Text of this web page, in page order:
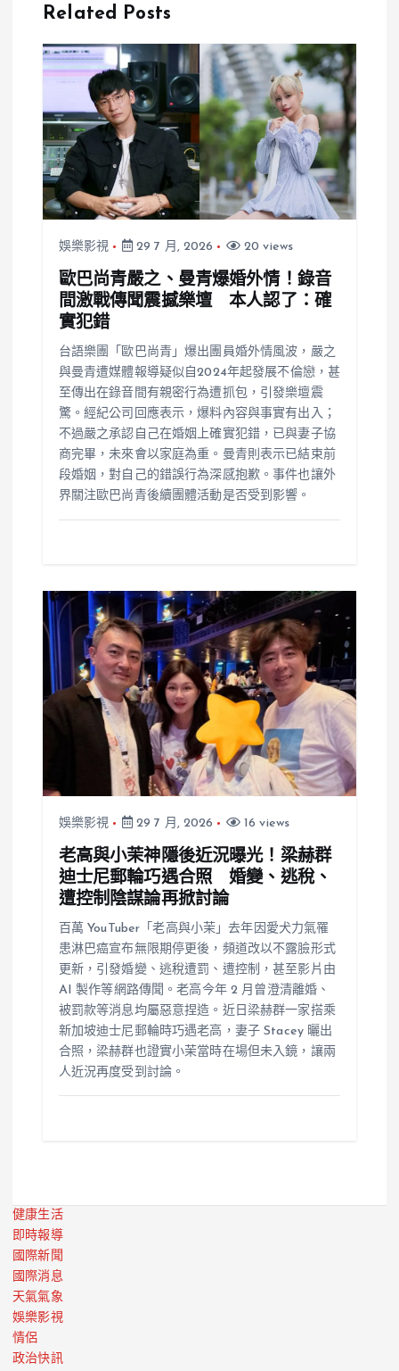
父親現場暖心
三萬元
Related Posts
娛樂影視 29 7 月, 2026 20 views
歐巴尚青嚴之、曼青爆婚外情！錄音
間激戰傳聞震撼樂壇 本人認了：確
實犯錯
台語樂團「歐巴尚青」爆出團員婚外情風波，嚴之
與曼青遭媒體報導疑似自2024年起發展不倫戀，甚
至傳出在錄音間有親密行為遭抓包，引發樂壇震
驚。經紀公司回應表示，爆料內容與事實有出入；
不過嚴之承認自己在婚姻上確實犯錯，已與妻子協
商完畢，未來會以家庭為重。曼青則表示已結束前
段婚姻，對自己的錯誤行為深感抱歉。事件也讓外
界關注歐巴尚青後續團體活動是否受到影響。
娛樂影視 29 7 月, 2026 16 views
老高與小茉神隱後近況曝光！梁赫群
迪士尼郵輪巧遇合照 婚變、逃稅、
遭控制陰謀論再掀討論
百萬 YouTuber「老高與小茉」去年因愛犬力氣罹
患淋巴癌宣布無限期停更後，頻道改以不露臉形式
更新，引發婚變、逃稅遭罰、遭控制，甚至影片由
AI 製作等網路傳聞。老高今年 2 月曾澄清離婚、
被罰款等消息均屬惡意捏造。近日梁赫群一家搭乘
新加坡迪士尼郵輪時巧遇老高，妻子 Stacey 曬出
合照，梁赫群也證實小茉當時在場但未入鏡，讓兩
人近況再度受到討論。
健康生活
即時報導
國際新聞
國際消息
天氣氣象
娛樂影視
情侶
政治快訊